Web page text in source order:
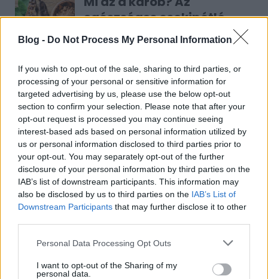
Blog - Do Not Process My Personal Information
If you wish to opt-out of the sale, sharing to third parties, or
processing of your personal or sensitive information for
targeted advertising by us, please use the below opt-out
section to confirm your selection. Please note that after your
opt-out request is processed you may continue seeing
interest-based ads based on personal information utilized by
us or personal information disclosed to third parties prior to
your opt-out. You may separately opt-out of the further
disclosure of your personal information by third parties on the
IAB’s list of downstream participants. This information may
also be disclosed by us to third parties on the IAB’s List of
Downstream Participants that may further disclose it to other
Please note that this website/app uses one or more Google
not limited to your visit or usage behaviour. You may click to
Personal Data Processing Opt Outs
I want to opt-out of the Sharing of my
personal data.
egészséges csokipótló -
Kisgyerekek is nyugodtan
fogyaszthatják
RECEPT
Mákos guba új köntösben: kávéként is